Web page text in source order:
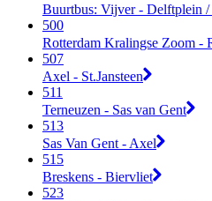
Buurtbus: Vijver - Delftplein /
500
Rotterdam Kralingse Zoom -
507
Axel - St.Jansteen
511
Terneuzen - Sas van Gent
513
Sas Van Gent - Axel
515
Breskens - Biervliet
523